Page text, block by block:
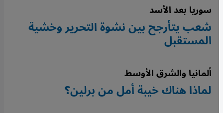
سوريا بعد الأسد
شعب يتأرجح بين نشوة التحرير وخشية
المستقبل
ألمانيا والشرق الأوسط
لماذا هناك خيبة أمل من برلين؟